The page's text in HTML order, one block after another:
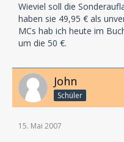
Wieviel soll die
haben sie 49,95 € als
MCs hab ich heute im
um die 50 €.
John
Schüler
15. Mai 2007